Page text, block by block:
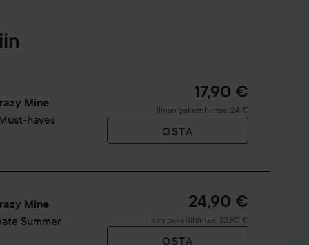
Mine
haves
17,90 €
Ilman pakettihintaa: 24 €
OSTA
Mine
Summer
24,90 €
Ilman pakettihintaa: 32,90 €
OSTA